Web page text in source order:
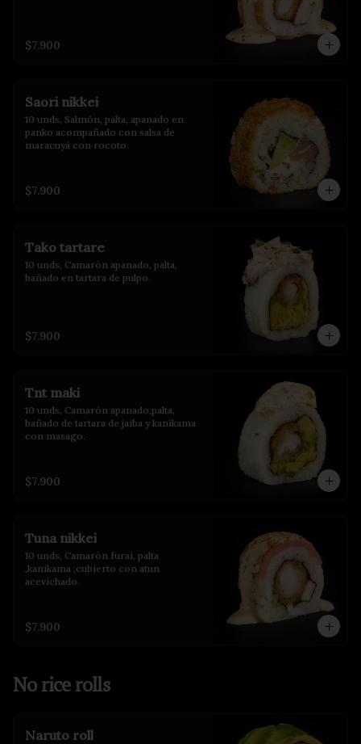
$7.900
Saori nikkei
10 unds, Salmón, palta, apanado en
panko acompañado con salsa de
maracuyá con rocoto.
$7.900
Tako tartare
10 unds, Camarón apanado, palta,
bañado en tartara de pulpo.
$7.900
Tnt maki
10 unds, Camarón apanado,palta,
bañado de tartara de jaiba y kanikama
con masago.
$7.900
Tuna nikkei
10 unds, Camarón furai, palta
,kanikama ,cubierto con atun
acevichado.
$7.900
No rice rolls
Naruto roll